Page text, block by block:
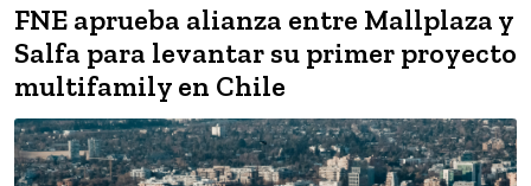
FNE aprueba alianza entre Mallplaza y
Salfa para levantar su primer proyecto
multifamily en Chile